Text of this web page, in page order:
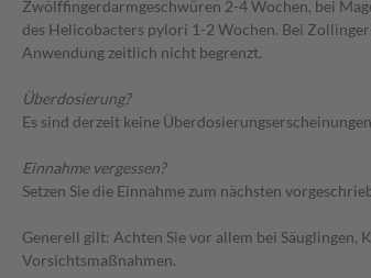
Zwölffingerdarmgeschwüren 2-4 Wochen, bei
des Helicobacters pylori 1-2 Wochen. Bei
Anwendung zeitlich nicht begrenzt.
Überdosierung?
Es sind derzeit keine
Einnahme vergessen?
Setzen Sie die Einnahme zum nächsten
Generell gilt: Achten Sie vor allem bei
Vorsichtsmaßnahmen.